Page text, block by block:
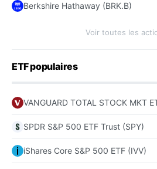
Berkshire Hathaway (BRK.B)
Voir toutes les
ETF populaires
VANGUARD TOTAL STOCK MKT
SPDR S&P 500 ETF Trust (SPY)
iShares Core S&P 500 ETF (IVV)